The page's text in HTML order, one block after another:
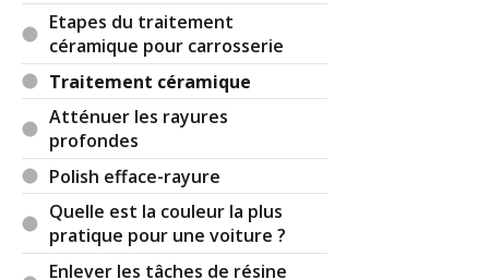
reste belle si longtemps.
ParAdmin
ADMINISTRATEUR DU SITE
(2021-09-14 11:38:41) : Ca me paraît beaucoup, la
garantie doit être un peu pipeau si on lit les
petites lignes.
Et puis ça dépend des agressions que subit la
carrosserie (eau, soleil, sel etc.).
Les produits qu'on met soi-même sont
généralement moins durables que ceux apposés
par des professionnels.
Etapes du traitement
céramique pour carrosserie
Traitement céramique
Atténuer les rayures
profondes
Polish efface-rayure
Quelle est la couleur la plus
pratique pour une voiture ?
Enlever les tâches de résine